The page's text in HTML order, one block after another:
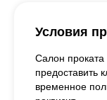
Условия
Салон проката
предоставить
временное